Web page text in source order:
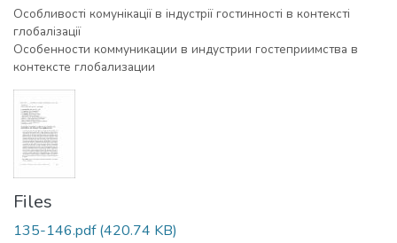
Особливості комунікації в індустрії гостинності в контексті
глобалізації
Особенности коммуникации в индустрии гостеприимства в
контексте глобализации
Files
135-146.pdf(420.74 KB)